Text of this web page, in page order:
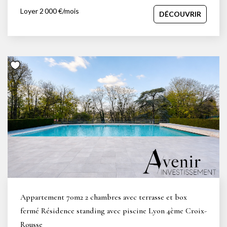
américaine équipée, qui vous donnera accès à un balcon.
Le côté nuit dispose de deux belles chambres dont une
ouvrante sur une terrasse spacieuse. En complément, vous
aurez l'opportunité de bénéficier d'un garage en sous-sol
(entretien des parties communes, eau froide, entretien
chaudière). Honoraires : 1001€ dont 231€ d'état des lieux.
Dépôt de garantie: 3 640 € Votre contact : Laura :
0761754859
Loyer 2 000 €/mois
DÉCOUVRIR
Appartement 70m2 2 chambres avec terrasse et box
fermé Résidence standing avec piscine Lyon 4ème Croix-
Rousse